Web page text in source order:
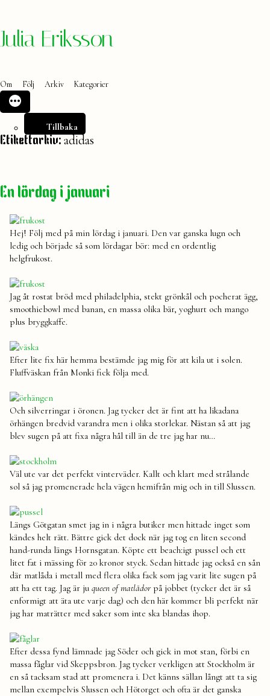
Hoppa
Julia Eriksson
Om Följ Arkiv Kategorier
Tillbaka
Etikettarkiv: adidas
En lördag i januari
Hej! Följ med på min lördag i januari. Den var ganska lugn och
ledig och började så som lördagar bör: med en ordentlig
helgfrukost.
Jag åt rostat bröd med philadelphia, stekt grönkål och pocherat ägg,
smoothiebowl med banan, en massa olika bär, yoghurt och mango
plus bryggkaffe.
Efter lite fix här hemma bestämde jag mig för att kila ut i solen.
Fluffväskan från Monki fick följa med.
Och silverringar i öronen. Jag tycker det är fint att ha likadana
örhängen bredvid varandra men i olika storlekar. Nästan så att jag
blev sugen på att fixa några hål till än de tre jag har nu…
Väl ute var det perfekt vinterväder. Kallt och klart med strålande
sol så jag promenerade hela vägen hemifrån mig och in till Slussen.
Längs Götgatan smet jag in i några butiker men hittade inget som
kändes helt rätt. Bättre gick det dock när jag tog en liten second
hand-runda längs Hornsgatan. Köpte ett beach:igt pussel och ett
litet fat i mässing för 20 kronor styck. Sedan hittade jag också en sån
där matlåda i metall med flera olika fack som jag varit lite sugen på
att ha ett tag. Jag är ju queen of matlådorpå jobbet (tycker det är så
enformigt att äta ute varje dag) och den här kommer bli perfekt när
jag har maträtter med saker som inte ska blandas ihop.
Efter dessa fynd lämnade jag Söder och gick in mot stan, förbi en
massa fåglar vid Skeppsbron. Jag tycker verkligen att Stockholm är
en så tacksam stad att promenera i. Det känns sällan långt att ta sig
mellan exempelvis Slussen och Hötorget och ofta är det ganska